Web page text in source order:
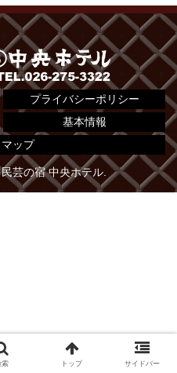
プライバシーポリシー
基本情報
ップ
芸の宿 中央ホテル.
索 トップ サイドバー